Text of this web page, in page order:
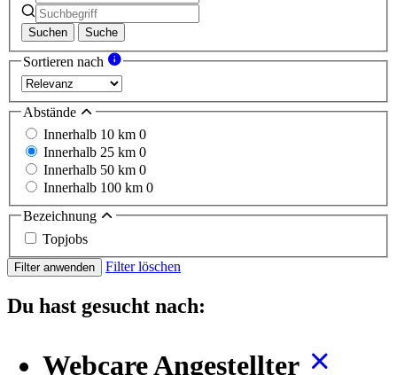
Suchen Suche
Sortieren nach
Abstände
Innerhalb 10 km 0
Innerhalb 25 km 0
Innerhalb 50 km 0
Innerhalb 100 km 0
Bezeichnung
Topjobs
Filter anwenden Filter löschen
Du hast gesucht nach:
Webcare Angestellter